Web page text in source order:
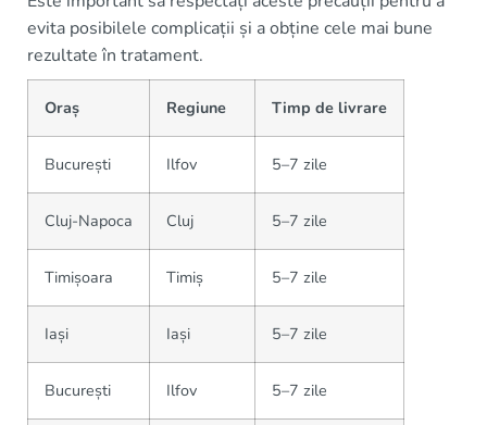
evita posibilele complicații și a obține cele mai bune
rezultate în tratament.
Oraș Regiune Timp de livrare
București Ilfov 5–7 zile
Cluj-Napoca Cluj 5–7 zile
Timișoara Timiș 5–7 zile
Iași Iași 5–7 zile
București Ilfov 5–7 zile